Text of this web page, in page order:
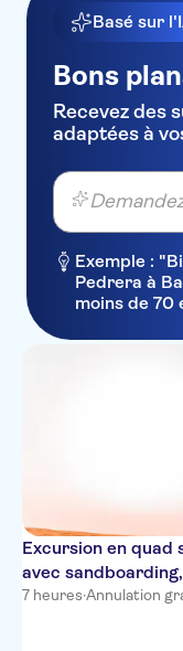
Hilton Dubai
Residences
Millennium
Hotel
The Lana -
Collection
OYO 297
The Country
Rose Garden
The Tower
Jood Palace
Raintree
Hyde Park
Basé sur
Bons
Recevez des
adaptées à
Exemple :
Pedrera à
moins de 70
Excursion en quad
avec
barbecue
7 heures·Annulation